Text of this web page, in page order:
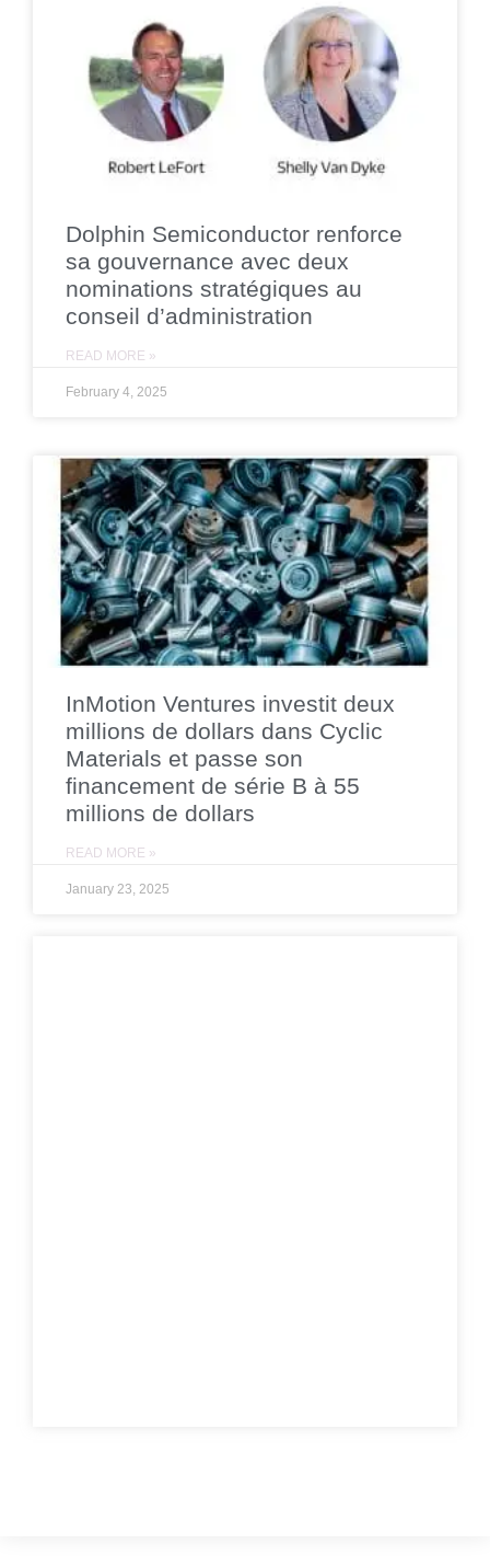
Dolphin Semiconductor renforce
sa gouvernance avec deux
nominations stratégiques au
conseil d’administration
READ MORE »
February 4, 2025
InMotion Ventures investit deux
millions de dollars dans Cyclic
Materials et passe son
financement de série B à 55
millions de dollars
READ MORE »
January 23, 2025